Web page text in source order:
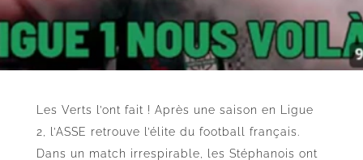
Les Verts l’ont fait ! Après une saison en Ligue
2, l’ASSE retrouve l’élite du football français.
Dans un match irrespirable, les Stéphanois ont